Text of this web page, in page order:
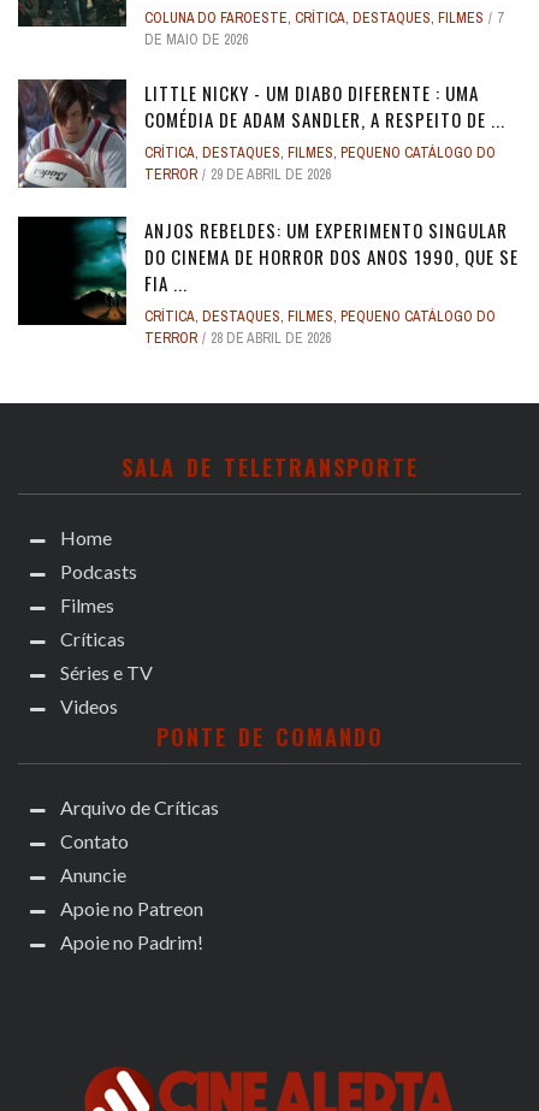
COLUNA DO FAROESTE, CRÍTICA, DESTAQUES, FILMES
7
DE MAIO DE 2026
LITTLE NICKY - UM DIABO DIFERENTE : UMA
COMÉDIA DE ADAM SANDLER, A RESPEITO DE ...
CRÍTICA, DESTAQUES, FILMES, PEQUENO CATÁLOGO DO
TERROR
29 DE ABRIL DE 2026
ANJOS REBELDES: UM EXPERIMENTO SINGULAR
DO CINEMA DE HORROR DOS ANOS 1990, QUE SE
FIA ...
CRÍTICA, DESTAQUES, FILMES, PEQUENO CATÁLOGO DO
TERROR
28 DE ABRIL DE 2026
SALA DE TELETRANSPORTE
Home
Podcasts
Filmes
Críticas
Séries e TV
Videos
PONTE DE COMANDO
Arquivo de Críticas
Contato
Anuncie
Apoie no Patreon
Apoie no Padrim!